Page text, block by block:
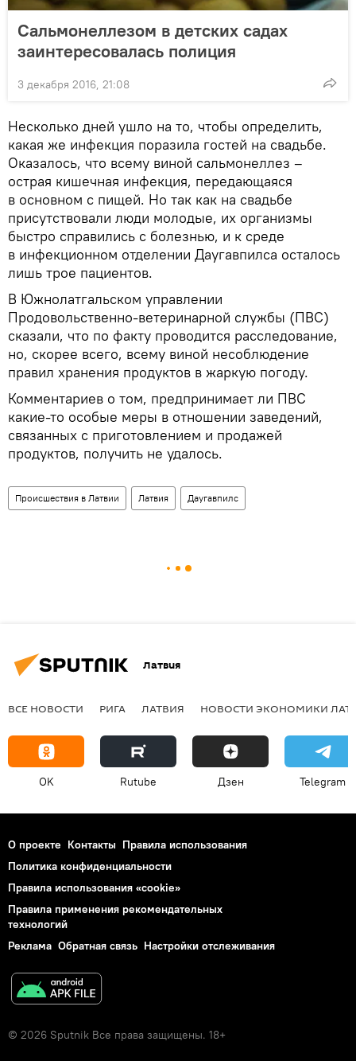
Сальмонеллезом в детских садах
заинтересовалась полиция
3 декабря 2016, 21:08
Несколько дней ушло на то, чтобы определить,
какая же инфекция поразила гостей на свадьбе.
Оказалось, что всему виной сальмонеллез –
острая кишечная инфекция, передающаяся
в основном с пищей. Но так как на свадьбе
присутствовали люди молодые, их организмы
быстро справились с болезнью, и к среде
в инфекционном отделении Даугавпилса осталось
лишь трое пациентов.
В Южнолатгальском управлении
Продовольственно-ветеринарной службы (ПВС)
сказали, что по факту проводится расследование,
но, скорее всего, всему виной несоблюдение
правил хранения продуктов в жаркую погоду.
Комментариев о том, предпринимает ли ПВС
какие-то особые меры в отношении заведений,
связанных с приготовлением и продажей
продуктов, получить не удалось.
Происшествия в Латвии Латвия Даугавпилс
Латвия
ВСЕ НОВОСТИ РИГА ЛАТВИЯ НОВОСТИ ЭКОНОМИКИ
OK Rutube Дзен Telegram
О проекте Контакты Правила использования
Политика конфиденциальности
Правила использования «cookie»
Правила применения рекомендательных
технологий
Реклама Обратная связь Настройки отслеживания
© 2026 Sputnik Все права защищены. 18+